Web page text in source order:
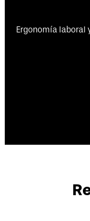
Ergonomía laboral